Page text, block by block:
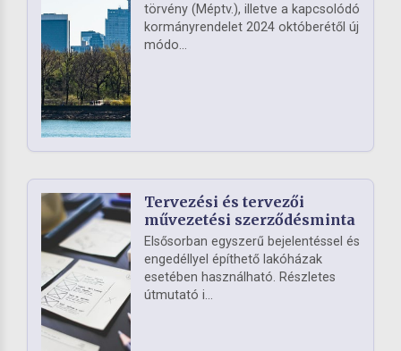
törvény (Méptv.), illetve a kapcsolódó
kormányrendelet 2024 októberétől új
módo...
Tervezési és tervezői
művezetési szerződésminta
Elsősorban egyszerű bejelentéssel és
engedéllyel építhető lakóházak
esetében használható. Részletes
útmutató i...